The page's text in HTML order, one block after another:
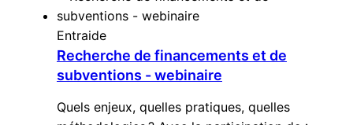
Entraide
Recherche de financements et de
subventions - webinaire
Quels enjeux, quelles pratiques, quelles